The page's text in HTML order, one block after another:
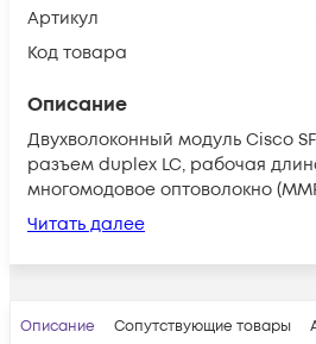
Артикул
Код товара
Описание
Двухволоконный модуль Cisco
разъем duplex LC, рабочая
многомодовое оптоволокно
Читать далее
Описание Сопутствующие товары